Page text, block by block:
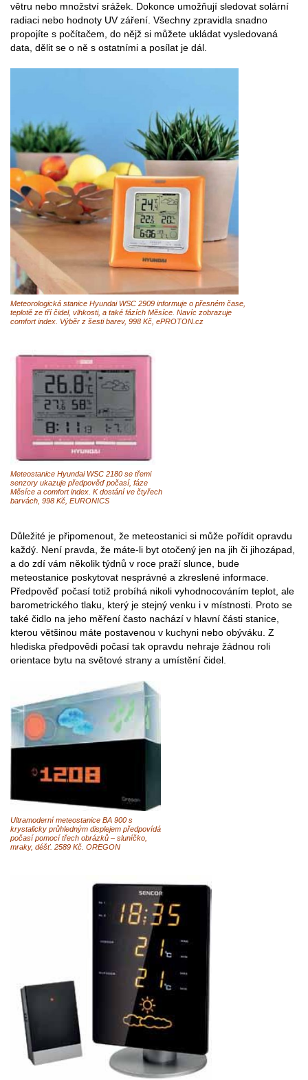
větru nebo množství srážek. Dokonce umožňují sledovat solární
radiaci nebo hodnoty UV záření. Všechny zpravidla snadno
propojíte s počítačem, do nějž si můžete ukládat vysledovaná
data, dělit se o ně s ostatními a posílat je dál.
Meteorologická stanice Hyundai WSC 2909 informuje o přesném čase,
teplotě ze tří čidel, vlhkosti, a také fázích Měsíce. Navíc zobrazuje
comfort index. Výběr z šesti barev, 998 Kč, ePROTON.cz
Meteostanice Hyundai WSC 2180 se třemi
senzory ukazuje předpověď počasí, fáze
Měsíce a comfort index. K dostání ve čtyřech
barvách, 998 Kč, EURONICS
Důležité je připomenout, že meteostanici si může pořídit opravdu
každý. Není pravda, že máte-li byt otočený jen na jih či jihozápad,
a do zdí vám několik týdnů v roce praží slunce, bude
meteostanice poskytovat nesprávné a zkreslené informace.
Předpověď počasí totiž probíhá nikoli vyhodnocováním teplot, ale
barometrického tlaku, který je stejný venku i v místnosti. Proto se
také čidlo na jeho měření často nachází v hlavní části stanice,
kterou většinou máte postavenou v kuchyni nebo obýváku. Z
hlediska předpovědi počasí tak opravdu nehraje žádnou roli
orientace bytu na světové strany a umístění čidel.
Ultramoderní meteostanice BA 900 s
krystalicky průhledným displejem předpovídá
počasí pomocí třech obrázků – sluníčko,
mraky, déšť. 2589 Kč. OREGON